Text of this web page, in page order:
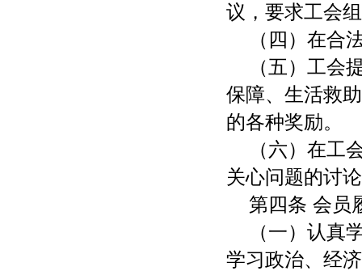
议，要求工会
（四）在合
（五）工会
保障、生活救
的各种奖励。
（六）在工
关心问题的讨
第四条 会员
（一）认真
学习政治、经